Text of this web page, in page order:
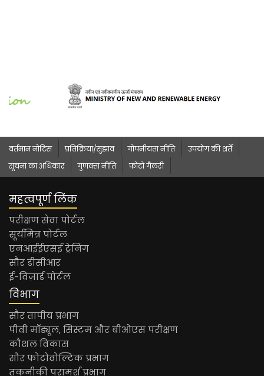
वर्तमान नोटिस प्रतिक्रिया/सुझाव गोपनीयता नीति
उपयोग की शर्तें
सूचना का अधिकार
गुणवत्ता नीति फोटो गैलरी
महत्वपूर्ण लिंक
परीक्षण सेवा पोर्टल
सूर्यमित्र पोर्टल
एनआईईएसई ट्रेनिंग
सौर डीसीआर
ई-विज़ार्ड पोर्टल
विभाग
सौर तापीय प्रभाग
पीवी मॉड्यूल, सिस्टम और बीओएस परीक्षण
कौशल विकास
सौर फोटोवोल्टिक प्रभाग
तकनीकी परामर्श प्रभाग